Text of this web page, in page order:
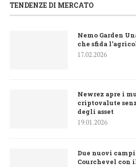
TENDENZE DI MERCATO
Nemo Garden
che sfida
17.02.2026
Newrez apre i
criptovalute
degli asset
19.01.2026
Due nuovi
Courchevel con